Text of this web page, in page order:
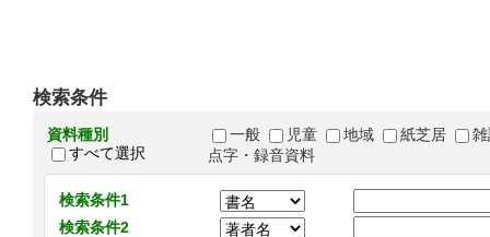
検索条件
資料種別
すべて選択
一般 児童 地域 紙芝居
点字・録音資料
検索条件1
検索条件2